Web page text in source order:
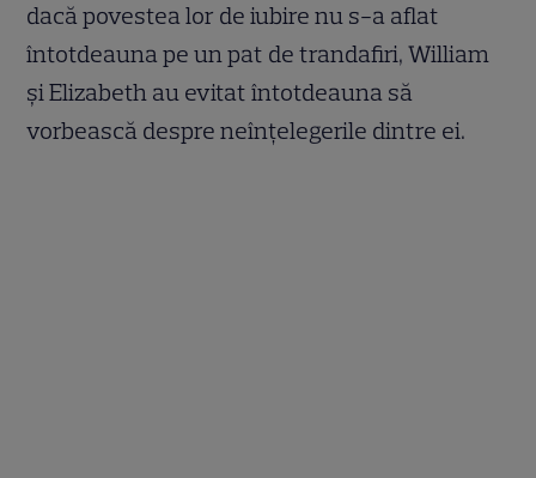
dacă povestea lor de iubire nu s-a aflat
întotdeauna pe un pat de trandafiri, William
și Elizabeth au evitat întotdeauna să
vorbească despre neînțelegerile dintre ei.